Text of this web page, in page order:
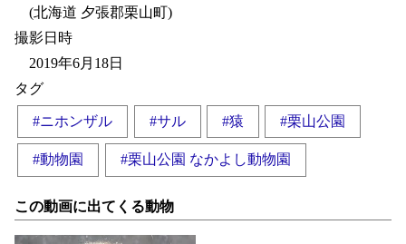
(北海道 夕張郡栗山町)
撮影日時
2019年6月18日
タグ
#ニホンザル #サル #猿 #栗山公園
#動物園 #栗山公園 なかよし動物園
この動画に出てくる動物